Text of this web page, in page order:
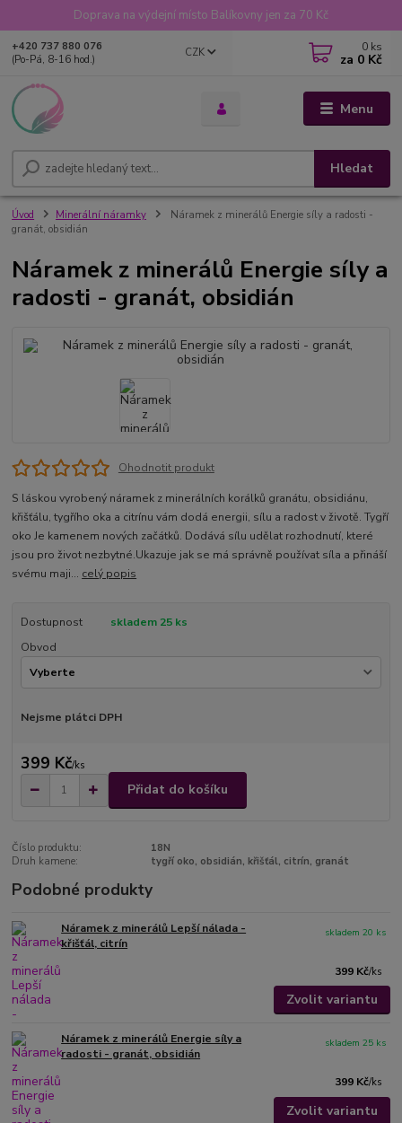
Doprava na výdejní místo Balíkovny jen za 70 Kč
Menu
CZK
Hledat
+420 737 880 076
(Po-Pá, 8-16 hod.)
0 ks
za 0 Kč
Úvod Minerální náramky
Náramek z minerálů Energie síly a radosti -
granát, obsidián
Náramek z minerálů Energie síly a
radosti - granát, obsidián
Ohodnotit produkt
S láskou vyrobený náramek z minerálních korálků granátu, obsidiánu,
křišťálu, tygřího oka a citrínu vám dodá energii, sílu a radost v životě. Tygří
oko Je kamenem nových začátků. Dodává sílu udělat rozhodnutí, které
jsou pro život nezbytné.Ukazuje jak se má správně používat síla a přináší
svému maji... celý popis
Dostupnost
skladem 25 ks
Obvod
Nejsme plátci DPH
399 Kč/ks
Přidat do košíku
Číslo produktu:
18N
Druh kamene:
tygří oko, obsidián, křišťál, citrín, granát
Podobné produkty
Náramek z minerálů Lepší nálada -
křišťál, citrín
399 Kč/ks
skladem 20 ks
Zvolit variantu
Náramek z minerálů Energie síly a
radosti - granát, obsidián
399 Kč/ks
skladem 25 ks
Zvolit variantu